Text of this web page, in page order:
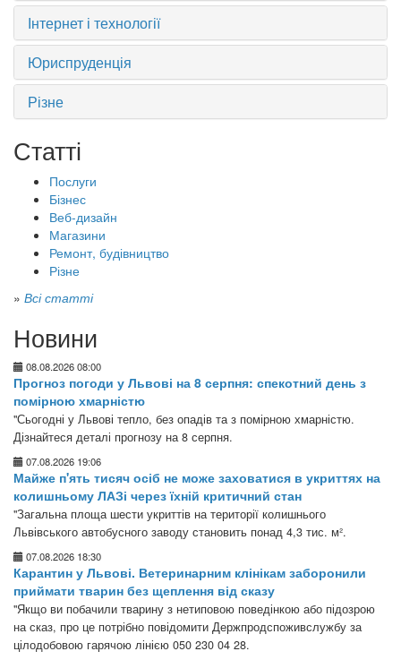
Інтернет і технології
Юриспруденція
Різне
Статті
Послуги
Бізнес
Веб-дизайн
Магазини
Ремонт, будівництво
Різне
» Всі статті
Новини
08.08.2026 08:00
Прогноз погоди у Львові на 8 серпня: спекотний день з
помірною хмарністю
"Сьогодні у Львові тепло, без опадів та з помірною хмарністю.
Дізнайтеся деталі прогнозу на 8 серпня.
07.08.2026 19:06
Майже п'ять тисяч осіб не може заховатися в укриттях на
колишньому ЛАЗі через їхній критичний стан
"Загальна площа шести укриттів на території колишнього
Львівського автобусного заводу становить понад 4,3 тис. м².
07.08.2026 18:30
Карантин у Львові. Ветеринарним клінікам заборонили
приймати тварин без щеплення від сказу
"Якщо ви побачили тварину з нетиповою поведінкою або підозрою
на сказ, про це потрібно повідомити Держпродспоживслужбу за
цілодобовою гарячою лінією 050 230 04 28.